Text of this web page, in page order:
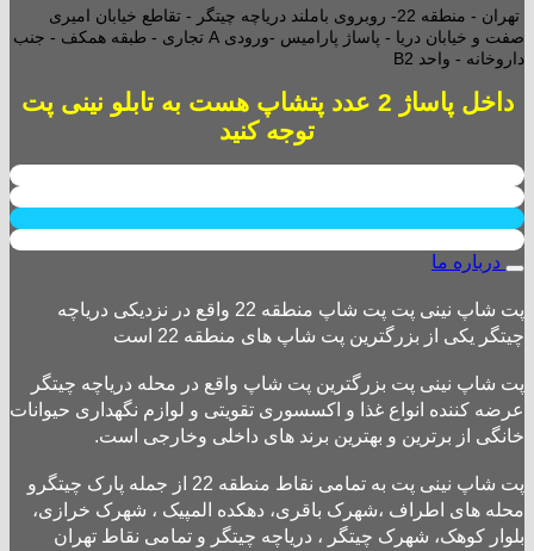
تهران - منطقه 22- روبروی باملند دریاچه چیتگر - تقاطع خیابان امیری
صفت و خیابان دریا - پاساژ پارامیس -ورودی A تجاری -
طبقه همکف - جنب
داروخانه - واحد B2
داخل پاساژ 2 عدد پتشاپ هست به تابلو نینی پت
توجه کنید
درباره ما
پت شاپ نینی پت پت شاپ منطقه 22 واقع در نزدیکی دریاچه
چیتگر یکی از بزرگترین پت شاپ های منطقه 22 است
پت شاپ نینی پت بزرگترین پت شاپ واقع در محله دریاچه چیتگر
عرضه کننده انواع غذا و اکسسوری تقویتی و لوازم نگهداری حیوانات
خانگی از برترین و بهترین برند های داخلی وخارجی است.
پت شاپ نینی پت به تمامی نقاط منطقه 22 از جمله پارک چیتگرو
محله های اطراف ،شهرک باقری، دهکده المپیک ، شهرک خرازی،
بلوار کوهک، شهرک چیتگر ، دریاچه چیتگر و تمامی نقاط تهران